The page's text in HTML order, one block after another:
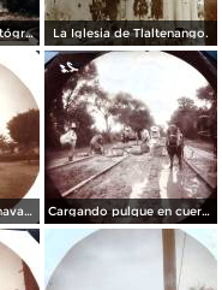
La Catedral por el Fotógrafo Hugo Brehme. La Iglesia de Tlaltenango.
Alrededores de Cuernavaca Morelos. Cargando pulque en cueros de puerco Alrededores de Cuernavaca Morelos.